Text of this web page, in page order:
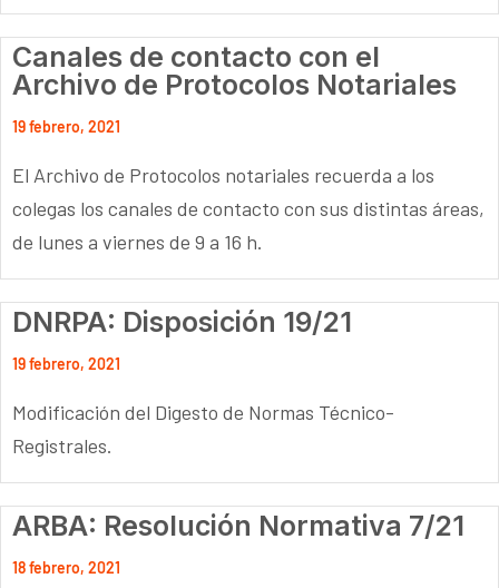
Canales de contacto con el
Archivo de Protocolos Notariales
19 febrero, 2021
El Archivo de Protocolos notariales recuerda a los
colegas los canales de contacto con sus distintas áreas,
de lunes a viernes de 9 a 16 h.
DNRPA: Disposición 19/21
19 febrero, 2021
Modificación del Digesto de Normas Técnico-
Registrales.
ARBA: Resolución Normativa 7/21
18 febrero, 2021